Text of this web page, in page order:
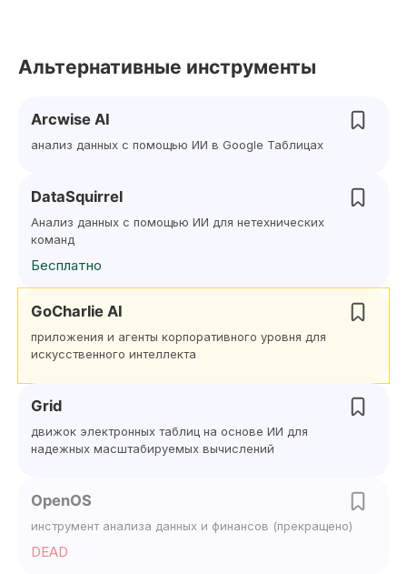
Альтернативные инструменты
Arcwise AI
анализ данных с помощью ИИ в Google Таблицах
DataSquirrel
Анализ данных с помощью ИИ для нетехнических
команд
Бесплатно
GoCharlie AI
приложения и агенты корпоративного уровня для
искусственного интеллекта
Grid
движок электронных таблиц на основе ИИ для
надежных масштабируемых вычислений
OpenOS
инструмент анализа данных и финансов (прекращено)
DEAD